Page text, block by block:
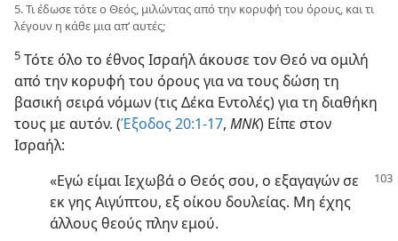
5. Τι έδωσε τότε ο Θεός, μιλώντας από την κορυφή του όρους, και τι
λέγουν η κάθε μια απ’ αυτές;
5 Τότε όλο το έθνος Ισραήλ άκουσε τον Θεό να ομιλή
από την κορυφή του όρους για να τους δώση τη
βασική σειρά νόμων (τις Δέκα Εντολές) για τη διαθήκη
τους με αυτόν. (Έξοδος 20:1-17, ΜΝΚ) Είπε στον
Ισραήλ:
«Εγώ είμαι Ιεχωβά ο Θεός σου, ο εξαγαγών σε
εκ γης Αιγύπτου, εξ οίκου δουλείας. Μη έχης
άλλους θεούς πλην εμού.